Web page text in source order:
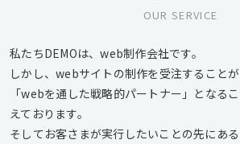
OUR SERVICE
私たちDEMOは、web制作会社です。
しかし、webサイトの制作を受注することが
「webを通した戦略的パートナー」となる
えております。
そしてお客さまが実行したいことの先にあ